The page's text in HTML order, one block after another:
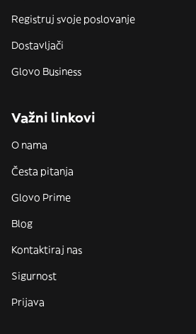
Registruj svoje poslovanje
Dostavljači
Glovo Business
Važni linkovi
O nama
Česta pitanja
Glovo Prime
Blog
Kontaktiraj nas
Sigurnost
Prijava